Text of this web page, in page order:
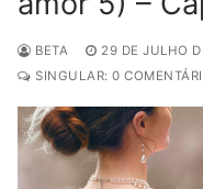
BETA 29 DE JULHO
SINGULAR: 0